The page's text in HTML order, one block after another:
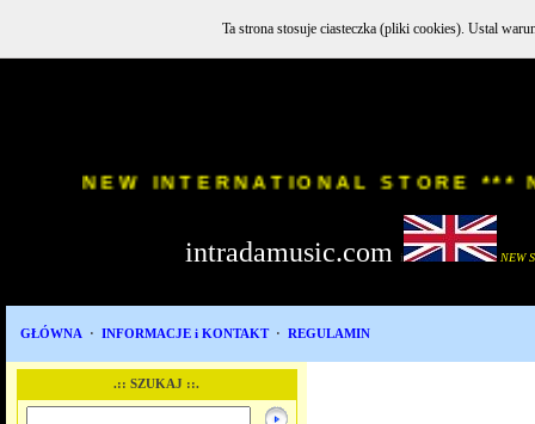
NEW INTERNATIONAL
intradamusic.com i NEW
GŁÓWNA · INFORMACJE i KONTAKT · REGULAMIN
.:: SZUKAJ ::.
Ta strona stosuje ciasteczka (pliki cookies). Ustal